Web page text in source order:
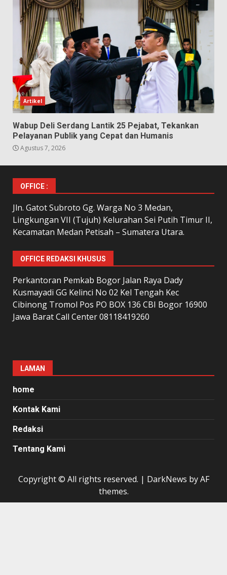
Artikel
Wabup Deli Serdang Lantik 25 Pejabat, Tekankan
Pelayanan Publik yang Cepat dan Humanis
Agustus 7, 2026
OFFICE :
Jln. Gatot Subroto Gg. Warga No 3 Medan,
Lingkungan VII (Tujuh) Kelurahan Sei Putih Timur II,
Kecamatan Medan Petisah – Sumatera Utara.
OFFICE REDAKSI KHUSUS
Perkantoran Pemkab Bogor Jalan Raya Dady
Kusmayadi GG Kelinci No 02 Kel Tengah Kec
Cibinong Tromol Pos PO BOX 136 CBI Bogor 16900
Jawa Barat Call Center 08118419260
LAMAN
home
Kontak Kami
Redaksi
Tentang Kami
Copyright © All rights reserved. | DarkNews by AF
themes.